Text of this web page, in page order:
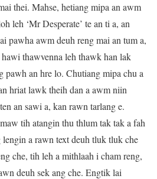
thei. Mahse, hetiang mipa an awm
leh ‘Mr Desperate’ te an ti a, an
pawha awm deuh reng mai an tum a,
thawvenna leh thawk han lak
pawh an hre lo. Chutiang mipa chu a
hriat lawk theih dan a awm niin
an sawi a, kan rawn tarlang e.
tih atangin thu thlum tak tak a fah
a rawn text deuh tluk tluk che
che, tih leh a mithlaah i cham reng,
deuh sek ang che. Engtik lai